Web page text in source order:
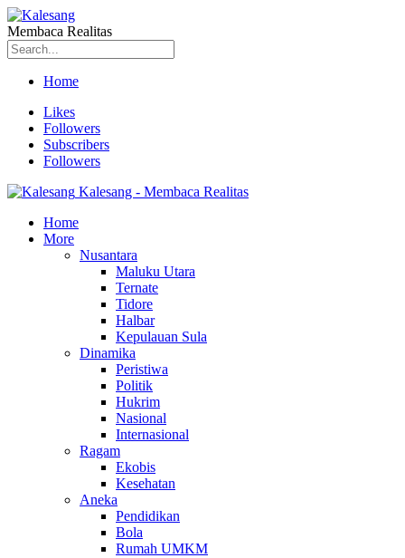
Membaca Realitas
Home
Likes
Followers
Subscribers
Followers
Kalesang - Membaca Realitas
Home
More
Nusantara
Maluku Utara
Ternate
Tidore
Halbar
Kepulauan Sula
Dinamika
Peristiwa
Politik
Hukrim
Nasional
Internasional
Ragam
Ekobis
Kesehatan
Aneka
Pendidikan
Bola
Rumah UMKM